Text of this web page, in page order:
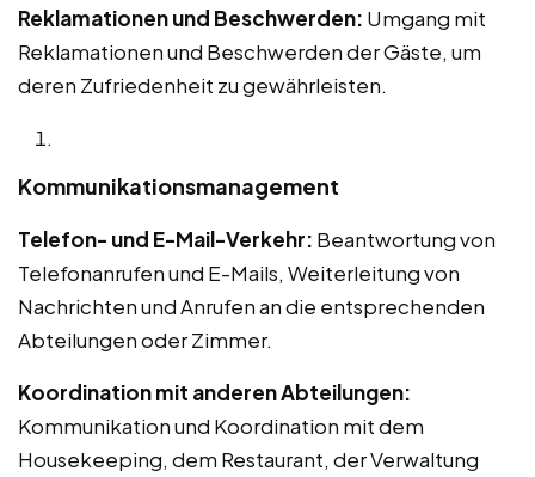
Reklamationen und Beschwerden: Umgang mit
Reklamationen und Beschwerden der Gäste, um
deren Zufriedenheit zu gewährleisten.
Kommunikationsmanagement
Telefon- und E-Mail-Verkehr: Beantwortung von
Telefonanrufen und E-Mails, Weiterleitung von
Nachrichten und Anrufen an die entsprechenden
Abteilungen oder Zimmer.
Koordination mit anderen Abteilungen:
Kommunikation und Koordination mit dem
Housekeeping, dem Restaurant, der Verwaltung